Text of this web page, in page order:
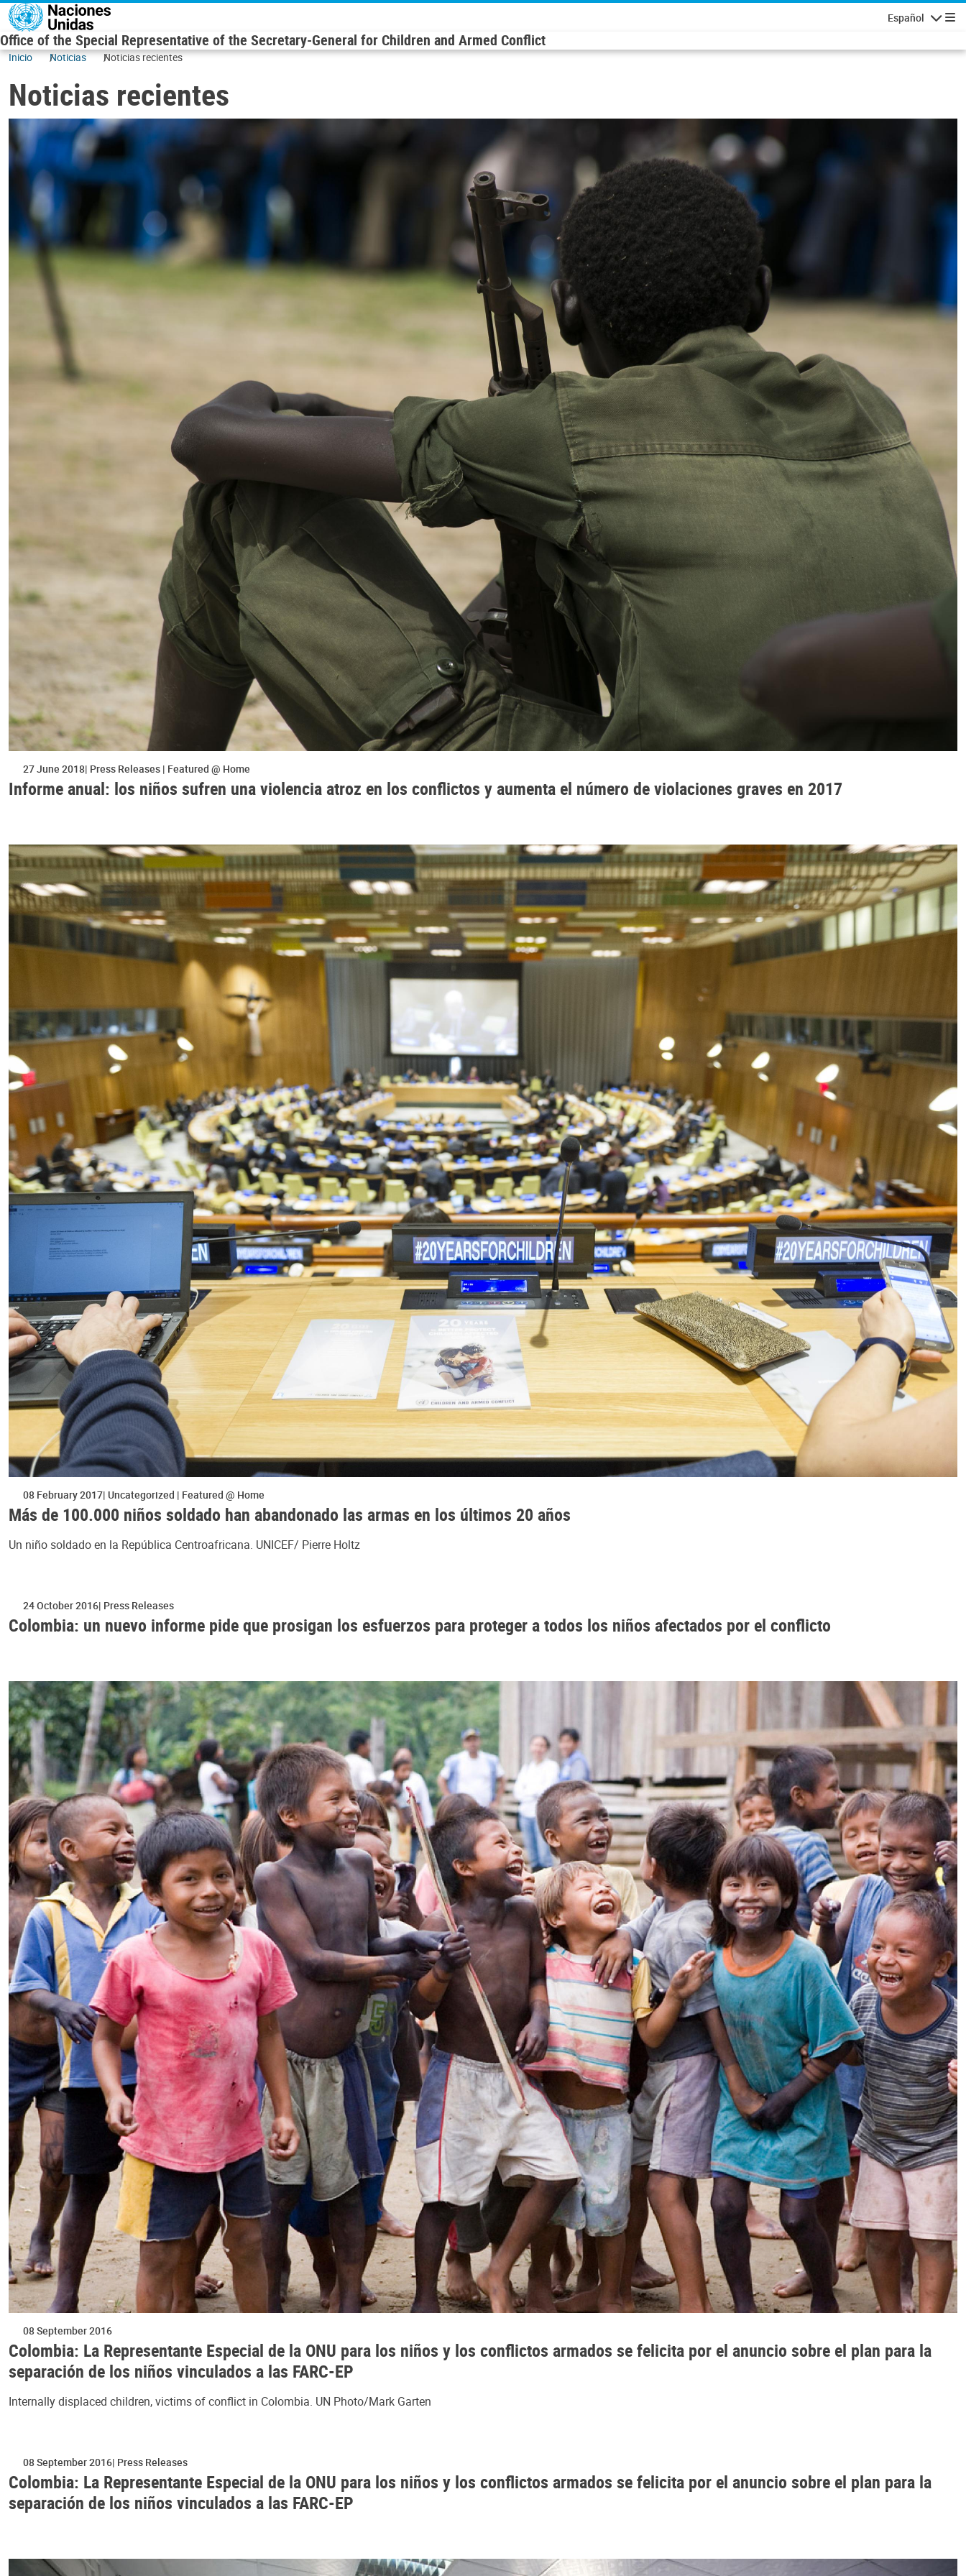
Skip to main content
Español
Office of the Special Representative of the Secretary-General for Children and Armed Conflict
Inicio Noticias Noticias recientes
Noticias recientes
27 June 2018 Press Releases Featured @ Home
Informe anual: los niños sufren una violencia atroz en los conflictos y aumenta el número de violaciones graves en 2017
08 February 2017 Uncategorized Featured @ Home
Más de 100.000 niños soldado han abandonado las armas en los últimos 20 años
Un niño soldado en la República Centroafricana. UNICEF/ Pierre Holtz
24 October 2016 Press Releases
Colombia: un nuevo informe pide que prosigan los esfuerzos para proteger a todos los niños afectados por el conflicto
08 September 2016
Colombia: La Representante Especial de la ONU para los niños y los conflictos armados se felicita por el anuncio sobre el plan para la
separación de los niños vinculados a las FARC-EP
Internally displaced children, victims of conflict in Colombia. UN Photo/Mark Garten
08 September 2016 Press Releases
Colombia: La Representante Especial de la ONU para los niños y los conflictos armados se felicita por el anuncio sobre el plan para la
separación de los niños vinculados a las FARC-EP